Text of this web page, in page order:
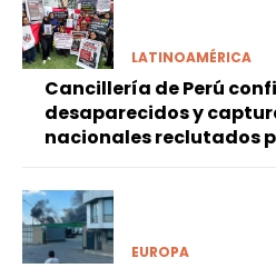
LATINOAMÉRICA
Cancillería de Perú
desaparecidos y
nacionales reclutados
EUROPA